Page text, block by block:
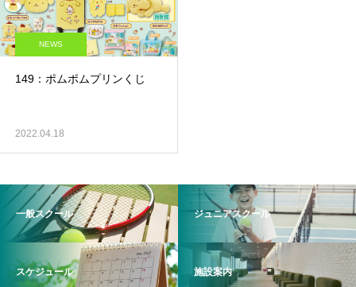
NEWS
149：ポムポムプリンくじ
2022.04.18
一般スクール ジュニアスクール
スケジュール 施設案内